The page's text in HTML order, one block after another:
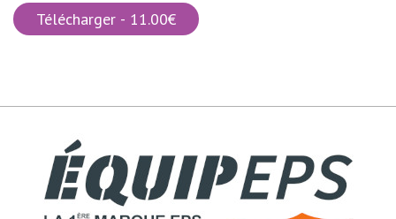
Télécharger - 11.00€